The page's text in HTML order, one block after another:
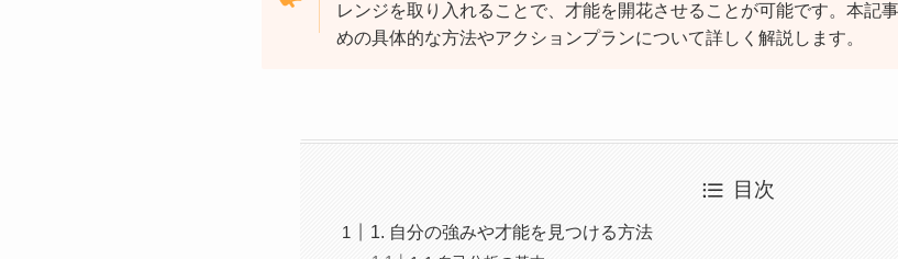
レンジを取り入れることで、才能を開花させることが可能です。本記
めの具体的な方法やアクションプランについて詳しく解説します。
目次
1. 自分の強みや才能を見つける方法